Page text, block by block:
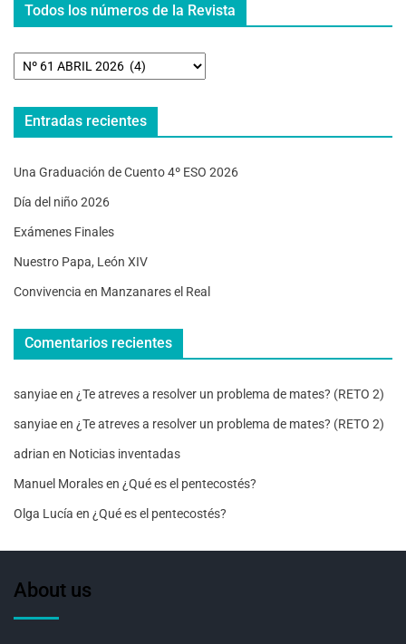
Todos los números de la Revista
Entradas recientes
Una Graduación de Cuento 4º ESO 2026
Día del niño 2026
Exámenes Finales
Nuestro Papa, León XIV
Convivencia en Manzanares el Real
Comentarios recientes
sanyiaeen ¿Te atreves a resolver un problema de mates? (RETO 2)
sanyiaeen ¿Te atreves a resolver un problema de mates? (RETO 2)
adrian en Noticias inventadas
Manuel Moralesen ¿Qué es el pentecostés?
Olga Lucía en ¿Qué es el pentecostés?
About us